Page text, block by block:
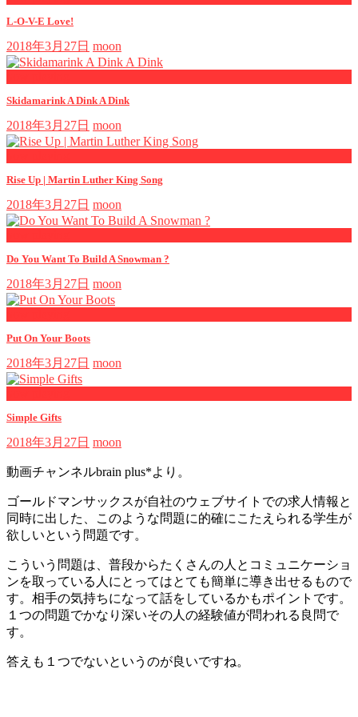
L-O-V-E Love!
2018年3月27日 moon
Skidamarink A Dink A Dink
2018年3月27日 moon
Rise Up | Martin Luther King Song
2018年3月27日 moon
Do You Want To Build A Snowman ?
2018年3月27日 moon
Put On Your Boots
2018年3月27日 moon
Simple Gifts
2018年3月27日 moon
動画チャンネルbrain plus*より。
ゴールドマンサックスが自社のウェブサイトでの求人情報と
同時に出した、このような問題に的確にこたえられる学生が
欲しいという問題です。
こういう問題は、普段からたくさんの人とコミュニケーショ
ンを取っている人にとってはとても簡単に導き出せるもので
す。相手の気持ちになって話をしているかもポイントです。
１つの問題でかなり深いその人の経験値が問われる良問で
す。
答えも１つでないというのが良いですね。